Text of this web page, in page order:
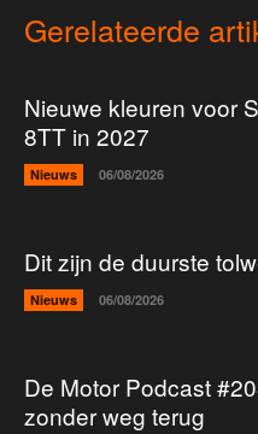
Gerelateerde
Nieuwe kleuren voor
8TT in 2027
Nieuws 06/08/2026
Dit zijn de duurste
Nieuws 06/08/2026
De Motor Podcast
zonder weg terug